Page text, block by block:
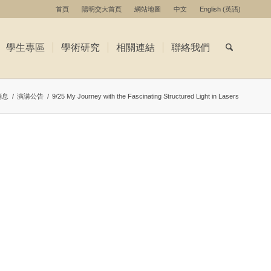
首頁 陽明交大首頁 網站地圖 中文 English (英語)
學生專區 學術研究 相關連結 聯絡我們
/ 演講公告 / 9/25 My Journey with the Fascinating Structured Light in Lasers